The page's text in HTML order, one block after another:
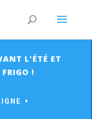
L'ÉTÉ ET
!